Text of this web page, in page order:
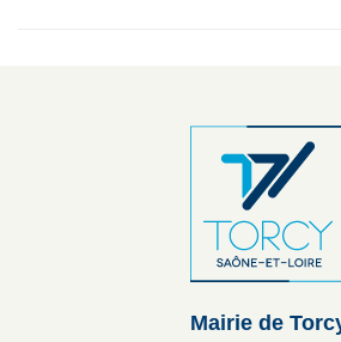
Mairie de